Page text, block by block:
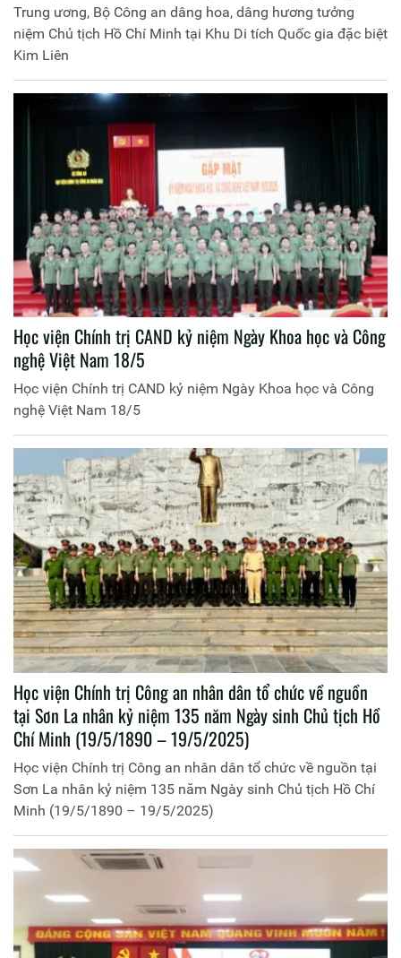
Trung ương, Bộ Công an dâng hoa, dâng hương tưởng
niệm Chủ tịch Hồ Chí Minh tại Khu Di tích Quốc gia đặc biệt
Kim Liên
Học viện Chính trị CAND kỷ niệm Ngày Khoa học và Công
nghệ Việt Nam 18/5
Học viện Chính trị CAND kỷ niệm Ngày Khoa học và Công
nghệ Việt Nam 18/5
Học viện Chính trị Công an nhân dân tổ chức về nguồn
tại Sơn La nhân kỷ niệm 135 năm Ngày sinh Chủ tịch Hồ
Chí Minh (19/5/1890 – 19/5/2025)
Học viện Chính trị Công an nhân dân tổ chức về nguồn tại
Sơn La nhân kỷ niệm 135 năm Ngày sinh Chủ tịch Hồ Chí
Minh (19/5/1890 – 19/5/2025)